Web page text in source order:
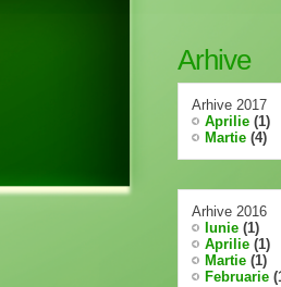
Arhive
Arhive 2017
Aprilie (1)
Martie (4)
Arhive 2016
Iunie (1)
Aprilie (1)
Martie (1)
Februarie